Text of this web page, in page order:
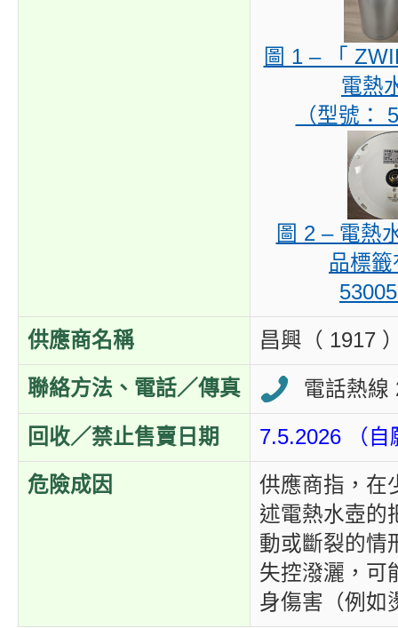
圖 1 – 「
電熱
（型號：
圖 2 – 電熱
品標
供應商名稱 昌興（ 1917
聯絡方法、電話／傳真 電話熱線
回收／禁止售賣日期 7.5.2026 （自
危險成因
供應商指，在
述電熱水壺的
動或斷裂的情
失控潑灑，可
身傷害（例如